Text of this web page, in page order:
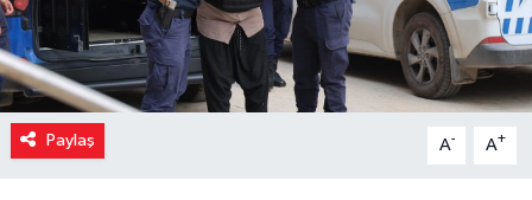
Paylaş A- A+
Yerel Yönetimler
Yurttan